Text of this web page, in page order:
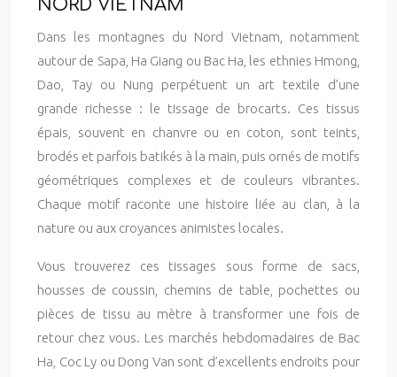
NORD VIETNAM
Dans les montagnes du Nord Vietnam, notamment
autour de Sapa, Ha Giang ou Bac Ha, les ethnies Hmong,
Dao, Tay ou Nung perpétuent un art textile d’une
grande richesse : le tissage de brocarts. Ces tissus
épais, souvent en chanvre ou en coton, sont teints,
brodés et parfois batikés à la main, puis ornés de motifs
géométriques complexes et de couleurs vibrantes.
Chaque motif raconte une histoire liée au clan, à la
nature ou aux croyances animistes locales.
Vous trouverez ces tissages sous forme de sacs,
housses de coussin, chemins de table, pochettes ou
pièces de tissu au mètre à transformer une fois de
retour chez vous. Les marchés hebdomadaires de Bac
Ha, Coc Ly ou Dong Van sont d’excellents endroits pour